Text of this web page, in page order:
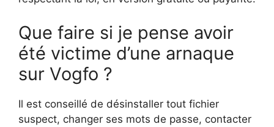
Que faire si je pense avoir
été victime d’une arnaque
sur Vogfo ?
Il est conseillé de désinstaller tout fichier
suspect, changer ses mots de passe, contacter